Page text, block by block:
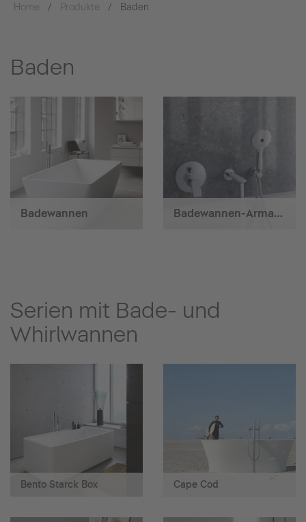
Home Produkte Baden
Baden
Badewannen Badewannen-Armaturen
Serien mit Bade- und
Whirlwannen
Bento Starck Box Cape Cod